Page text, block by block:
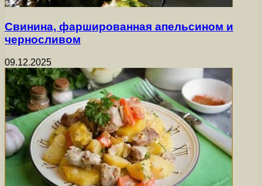
Свинина, фаршированная апельсином и
черносливом
09.12.2025